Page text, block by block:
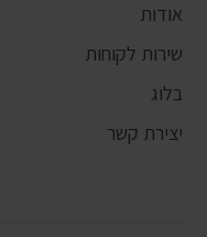
אודות
שירות לקוחות
בלוג
יצירת קשר